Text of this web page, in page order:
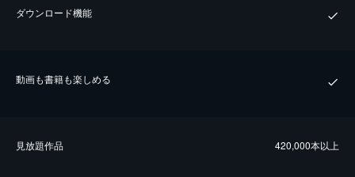
ダウンロード機能
動画も書籍も楽しめる
⾒放題作品 420,000本以上